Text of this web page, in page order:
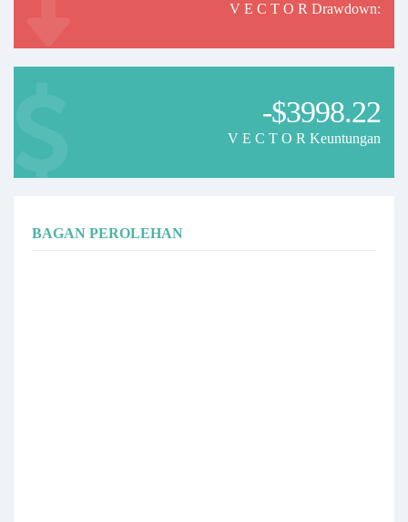
V E C T O R Drawdown:
-$3998.22
V E C T O R Keuntungan
BAGAN PEROLEHAN